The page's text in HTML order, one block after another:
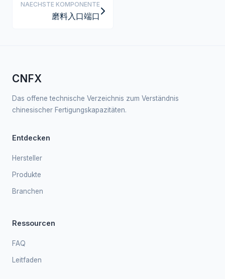
NAECHSTE KOMPONENTE
磨料入口端口
CNFX
Das offene technische Verzeichnis zum Verständnis
chinesischer Fertigungskapazitäten.
Entdecken
Hersteller
Produkte
Branchen
Ressourcen
FAQ
Leitfaden